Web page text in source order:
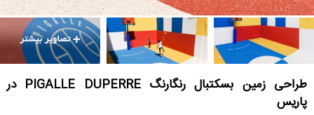
طراحی زمین بسکتبال رنگارنگ PIGALLE DUPERRE در
پاریس